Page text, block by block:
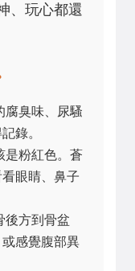
、玩心都還
腐臭味、尿騷
錄。
是粉紅色。蒼
眼睛、鼻子
後方到骨盆
感覺腹部異